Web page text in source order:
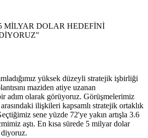
MİLYAR DOLAR HEDEFİNİ
yüksek düzeyli stratejik işbirliği
maziden atiye uzanan
adım olarak görüyoruz. Görüşmelerimiz
ilişkileri kapsamlı stratejik ortaklık
sene yüzde 72'ye yakın artışla 3.6
aştı. En kısa sürede 5 milyar dolar
diyoruz.